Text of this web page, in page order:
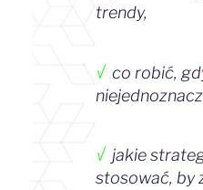
trendy,
√ co robić,
√ jakie
stosować, by